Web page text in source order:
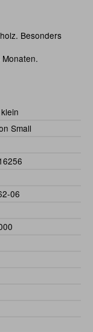
Besonders
Small
06